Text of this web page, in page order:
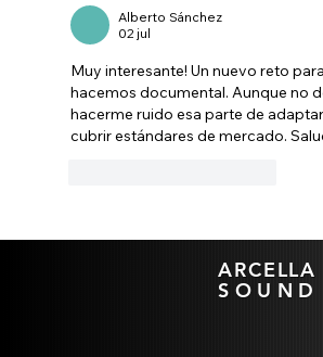
ARCELLA
SOUND
EFICINE 2026:
y Presupuesto de
Alberto Sánchez
02 jul
Muy interesante! Un nuevo reto
hacemos documental. Aunque no
hacerme ruido esa parte de
cubrir estándares de mercado.